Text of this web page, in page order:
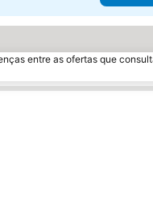
entre as ofertas que